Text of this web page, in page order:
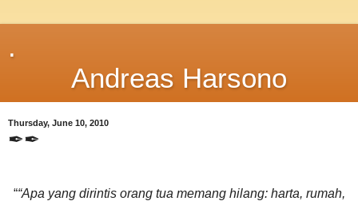
.
Andreas Harsono
Thursday, June 10, 2010
✒✒
““Apa yang dirintis orang tua memang hilang: harta, rumah,